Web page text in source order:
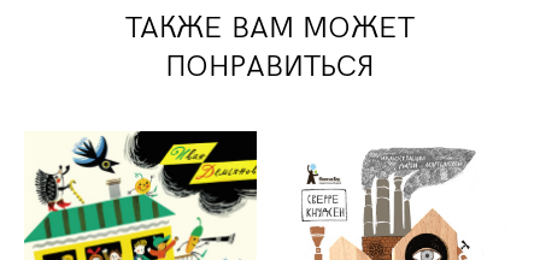
ТАКЖЕ ВАМ МОЖЕТ
ПОНРАВИТЬСЯ